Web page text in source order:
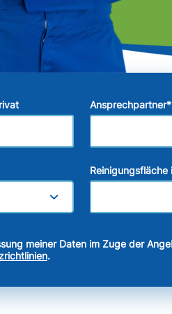
Ansprechpartner*
Reinigungsfläche
meiner Daten im Zuge der
.